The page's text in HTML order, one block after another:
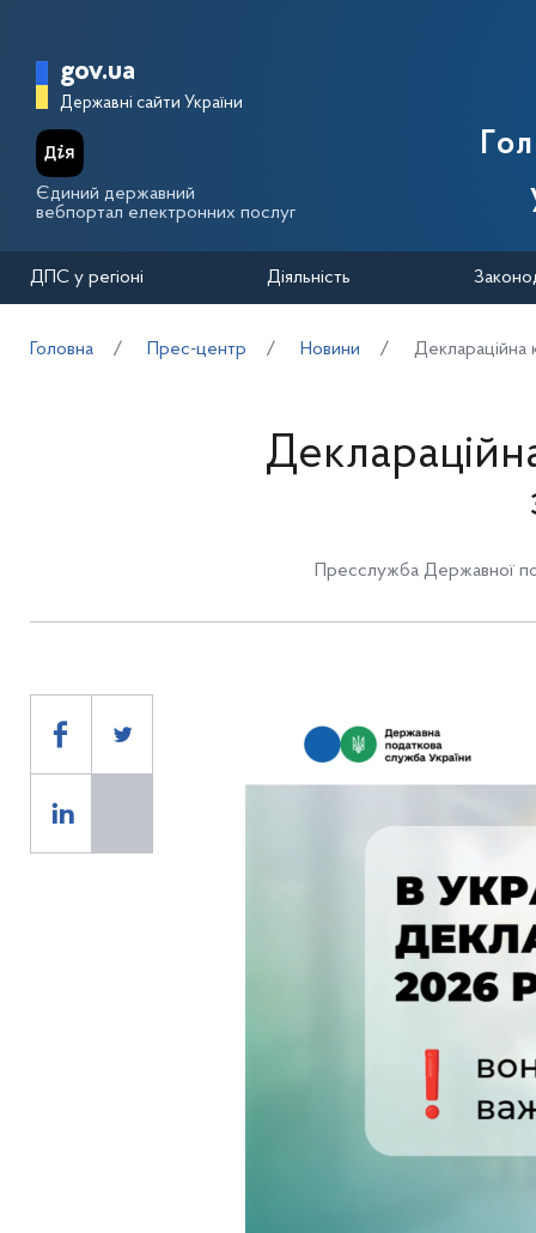
Головна сторінка Державної
gov.ua
Державні сайти України
Єдиний державний
вебпортал електронних послуг
ДПС у регіоні Діяльність
Головна Прес-центр Новини Деклараційна
Пресслужба Державної